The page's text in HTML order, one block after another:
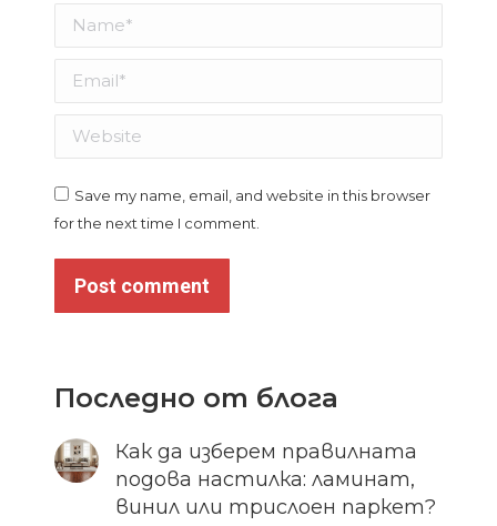
Name *
Email *
Website
Save my name, email, and website in this browser
for the next time I comment.
Post comment
Последно от блога
Как да изберем правилната
подова настилка: ламинат,
винил или трислоен паркет?